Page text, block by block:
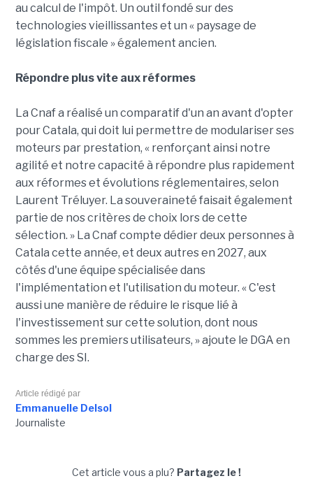
au calcul de l'impôt. Un outil fondé sur des
technologies vieillissantes et un « paysage de
législation fiscale » également ancien.
Répondre plus vite aux réformes
La Cnaf a réalisé un comparatif d'un an avant d'opter
pour Catala, qui doit lui permettre de modulariser ses
moteurs par prestation, « renforçant ainsi notre
agilité et notre capacité à répondre plus rapidement
aux réformes et évolutions réglementaires, selon
Laurent Tréluyer. La souveraineté faisait également
partie de nos critères de choix lors de cette
sélection. » La Cnaf compte dédier deux personnes à
Catala cette année, et deux autres en 2027, aux
côtés d'une équipe spécialisée dans
l'implémentation et l'utilisation du moteur. « C'est
aussi une manière de réduire le risque lié à
l'investissement sur cette solution, dont nous
sommes les premiers utilisateurs, » ajoute le DGA en
charge des SI.
Article rédigé par
Emmanuelle Delsol
Journaliste
Cet article vous a plu? Partagez le !